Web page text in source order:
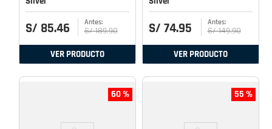
S/ 85.46 S/ 189.90
VER PRODUCTO
S/ 74.95 S/ 149.90
VER PRODUCTO
60 % 55 %